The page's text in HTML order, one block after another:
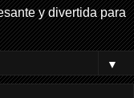
y divertida para
▼